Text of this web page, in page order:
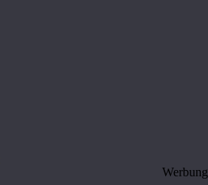
Werbung